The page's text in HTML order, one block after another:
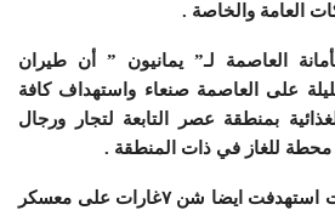
العامة والخاصة .
العاصمة لـ” يمانيون ” أن طيران
26 غارة الليلة على العاصمة صنعاء واستهداف كافة
بمنطقة عصر التابعة لتجار ورجال
للغاز في ذات المنطقة .
وبينت المصادر إن الغارات استهدفت ايضا شن ٧غارات على معسكر